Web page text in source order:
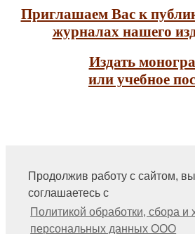
Продолжив работу с сайтом, вы
соглашаетесь с
Политикой обработки, сбора и
персональных данных ООО
Приглашаем Вас к
журналах нашего
Издать
или учебное
Контакты, учредитель, редакция
Политика обработки, сбора и
ООО «Издательство «Мир науки» \